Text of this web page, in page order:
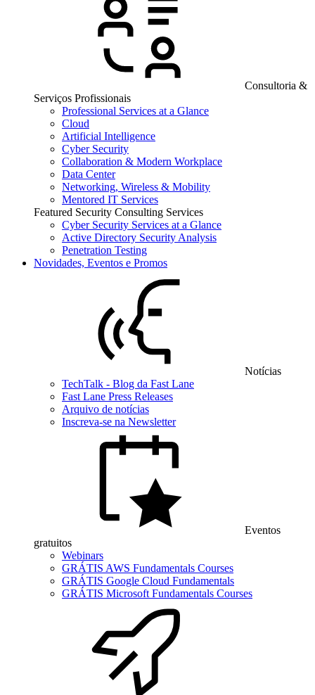
Consultoria &
Serviços Profissionais
Professional Services at a Glance
Cloud
Artificial Intelligence
Cyber Security
Collaboration & Modern Workplace
Data Center
Networking, Wireless & Mobility
Mentored IT Services
Featured Security Consulting Services
Cyber Security Services at a Glance
Active Directory Security Analysis
Penetration Testing
Novidades, Eventos e Promos
Notícias
TechTalk - Blog da Fast Lane
Fast Lane Press Releases
Arquivo de notícias
Inscreva-se na Newsletter
Eventos
gratuitos
Webinars
GRÁTIS AWS Fundamentals Courses
GRÁTIS Google Cloud Fundamentals
GRÁTIS Microsoft Fundamentals Courses